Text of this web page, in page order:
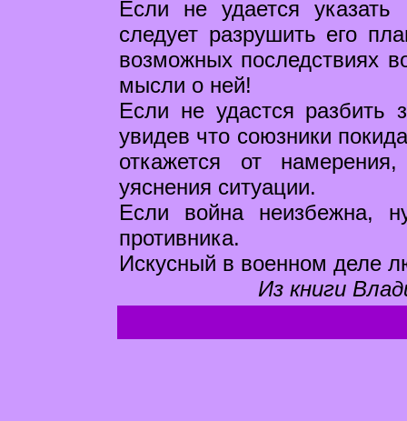
Если не удается указать
следует разрушить его
возможных последствиях
мысли о ней!
Если не удастся разбить
увидев что союзники
откажется от
уяснения ситуации.
Если война неизбежна,
противника.
Искусный в военном деле
Из книги